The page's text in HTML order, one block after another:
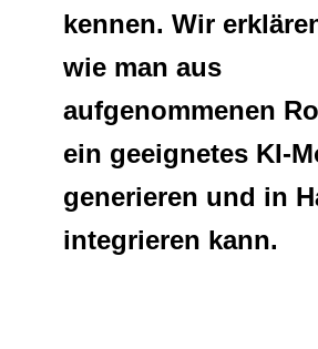
kennen. Wir
wie man aus
aufgenommenen
ein geeignetes KI-
generieren und in
integrieren kann.